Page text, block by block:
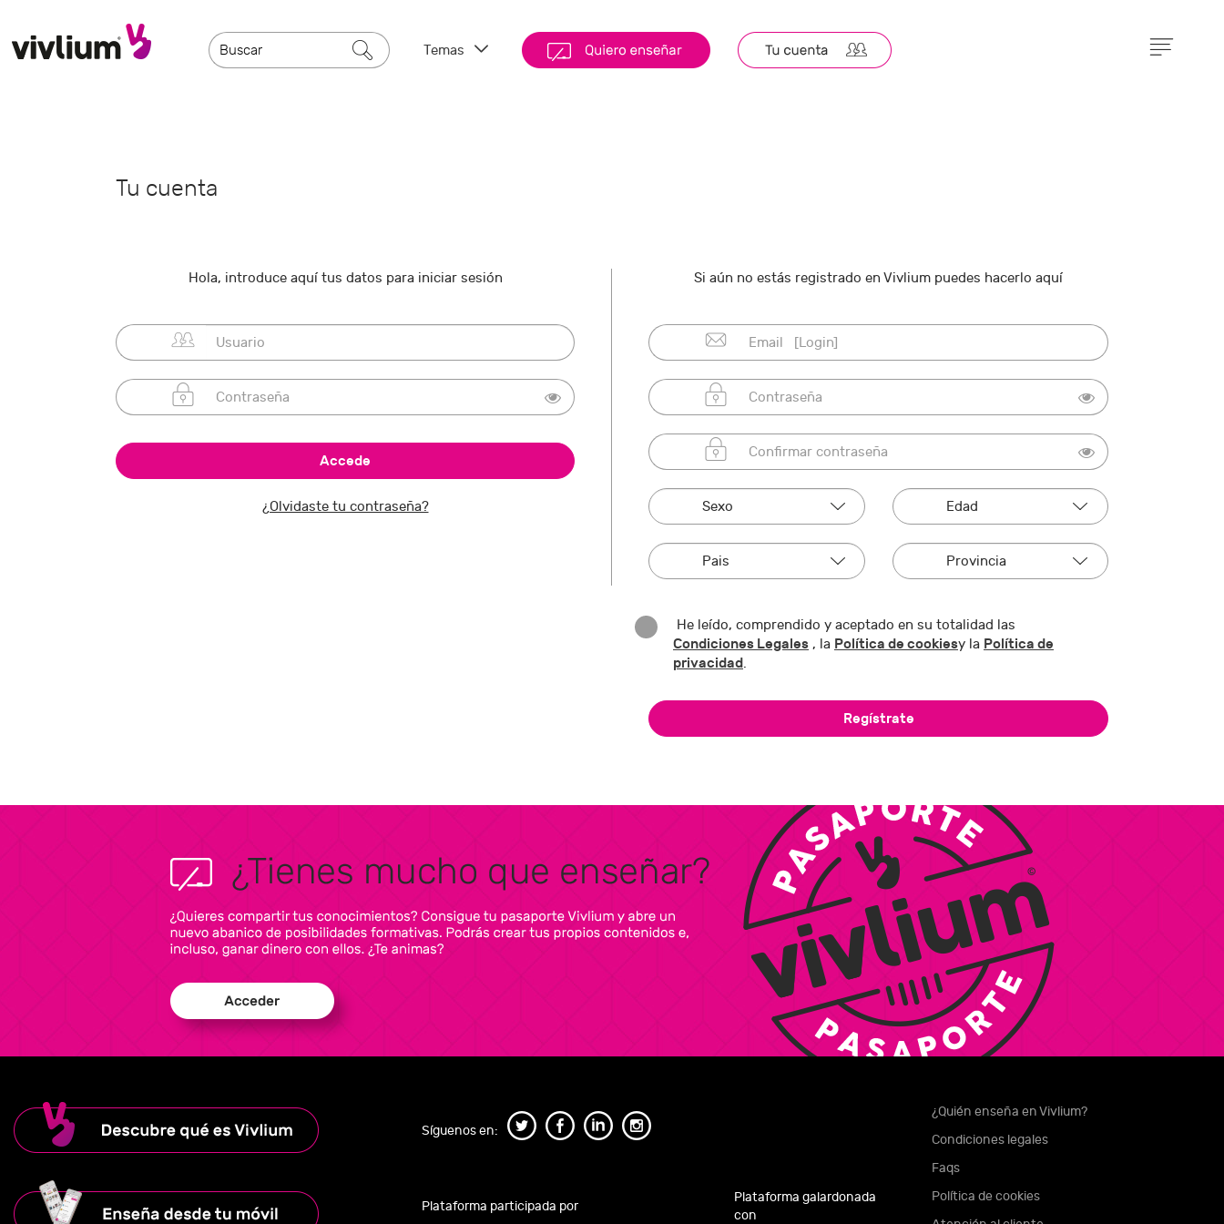
Temas
Tu cuenta
Hola, introduce aquí tus datos para iniciar sesión
¿Olvidaste tu contraseña?
Si aún no estás registrado en Vivlium puedes hacerlo aquí
He leído, comprendido y aceptado en su totalidad las
Condiciones Legales , la Política de cookiesy la Política de
privacidad.
Síguenos en:
Plataforma participada por
Plataforma galardonada
con
¿Quién enseña en Vivlium?
Condiciones legales
Faqs
Política de cookies